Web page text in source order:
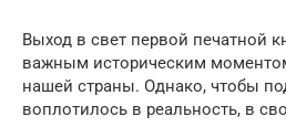
Выход в свет первой печатной
важным историческим
нашей страны. Однако, чтобы
воплотилось в реальность, в